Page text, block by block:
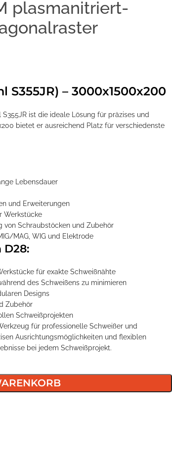
plasmanitriert-
– 3000x1500x200
ist die ideale Lösung für präzises und
bietet er ausreichend Platz für verschiedenste
Lebensdauer
und Erweiterungen
Werkstücke
von Schraubstöcken und Zubehör
MAG, WIG und Elektrode
D28:
für exakte Schweißnähte
des Schweißens zu minimieren
Designs
Zubehör
Schweißprojekten
für professionelle Schweißer und
Ausrichtungsmöglichkeiten und flexiblen
bei jedem Schweißprojekt.